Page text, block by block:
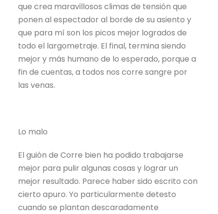
que crea maravillosos climas de tensión que
ponen al espectador al borde de su asiento y
que para mí son los picos mejor logrados de
todo el largometraje. El final, termina siendo
mejor y más humano de lo esperado, porque a
fin de cuentas, a todos nos corre sangre por
las venas.
Lo malo
El guión de Corre bien ha podido trabajarse
mejor para pulir algunas cosas y lograr un
mejor resultado. Parece haber sido escrito con
cierto apuro. Yo particularmente detesto
cuando se plantan descaradamente